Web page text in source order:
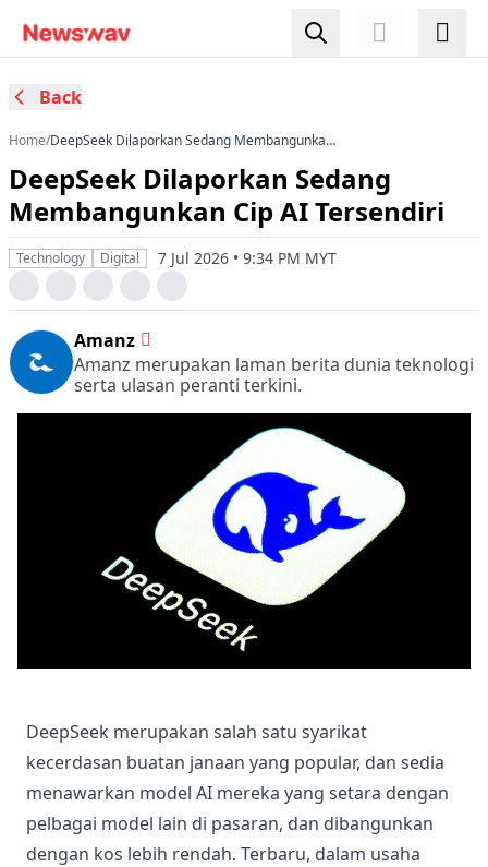
Back
Home/DeepSeek Dilaporkan Sedang Membangunkan
DeepSeek Dilaporkan Sedang
Membangunkan Cip AI Tersendiri
Technology Digital 7 Jul 2026 • 9:34 PM MYT
Amanz
Amanz merupakan laman berita dunia teknologi
serta ulasan peranti terkini.
DeepSeek merupakan salah satu syarikat
kecerdasan buatan janaan yang popular, dan sedia
menawarkan model AI mereka yang setara dengan
pelbagai model lain di pasaran, dan dibangunkan
dengan kos lebih rendah. Terbaru, dalam usaha